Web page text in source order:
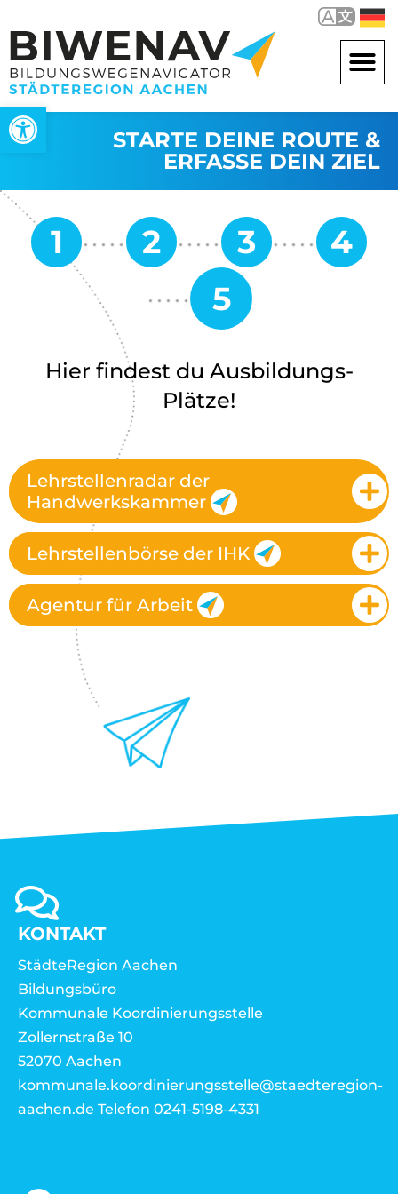
Werkzeugleiste öffnen
STARTE DEINE ROUTE &
ERFASSE DEIN ZIEL
Hier findest du Ausbildungs-
Plätze!
Lehrstellenradar der
Handwerkskammer
Lehrstellenbörse der IHK
Agentur für Arbeit
KONTAKT
StädteRegion Aachen
Bildungsbüro
Kommunale Koordinierungsstelle
Zollernstraße 10
52070 Aachen
kommunale.koordinierungsstelle@staedteregion-
aachen.de Telefon 0241-5198-4331